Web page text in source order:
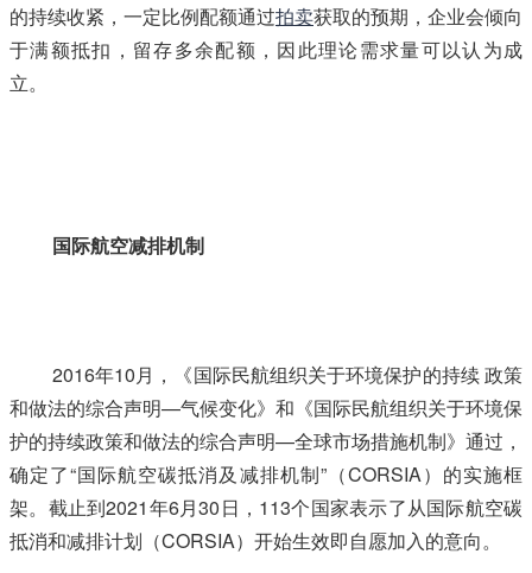
的持续收紧，一定比例配额通过拍卖获取的预期，企业会倾向
于满额抵扣，留存多余配额，因此理论需求量可以认为成
立。
国际航空减排机制
2016年10月，《国际民航组织关于环境保护的持续 政策
和做法的综合声明—气候变化》和《国际民航组织关于环境保
护的持续政策和做法的综合声明—全球市场措施机制》通过，
确定了“国际航空碳抵消及减排机制”（CORSIA）的实施框
架。截止到2021年6月30日，113个国家表示了从国际航空碳
抵消和减排计划（CORSIA）开始生效即自愿加入的意向。